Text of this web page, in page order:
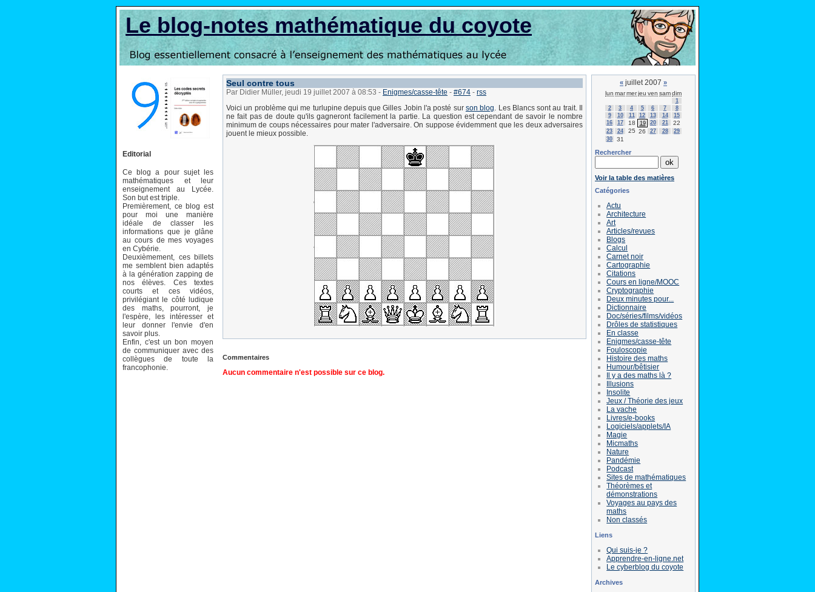
Le blog-notes mathématique du coyote
Editorial
Ce blog a pour sujet les
mathématiques et leur
enseignement au Lycée.
Son but est triple.
Premièrement, ce blog est
pour moi une manière
idéale de classer les
informations que je glâne
au cours de mes voyages
en Cybérie.
Deuxièmement, ces billets
me semblent bien adaptés
à la génération zapping de
nos élèves. Ces textes
courts et ces vidéos,
privilégiant le côté ludique
des maths, pourront, je
l'espère, les intéresser et
leur donner l'envie d'en
savoir plus.
Enfin, c'est un bon moyen
de communiquer avec des
collègues de toute la
francophonie.
Seul contre tous
Par Didier Müller, jeudi 19 juillet 2007 à 08:53 - Enigmes/casse-tête - #674 - rss
Voici un problème qui me turlupine depuis que Gilles Jobin l'a posté sur son blog. Les Blancs sont au trait. Il
ne fait pas de doute qu'ils gagneront facilement la partie. La question est cependant de savoir le nombre
minimum de coups nécessaires pour mater l'adversaire. On suppose évidemment que les deux adversaires
jouent le mieux possible.
Commentaires
Aucun commentaire n'est possible sur ce blog.
« juillet 2007 »
lun marmerjeu ven samdim
1
2
3 4 5 6 7
8
9
10 11 12 13 14
15
16
17 18 19 20 21 22
23 24 25 26 27 28
29
30
31
Rechercher
Voir la table des matières
Catégories
Actu
Architecture
Art
Articles/revues
Blogs
Calcul
Carnet noir
Cartographie
Citations
Cours en ligne/MOOC
Cryptographie
Deux minutes pour...
Dictionnaire
Doc/séries/films/vidéos
Drôles de statistiques
En classe
Enigmes/casse-tête
Fouloscopie
Histoire des maths
Humour/bêtisier
Il y a des maths là ?
Illusions
Insolite
Jeux / Théorie des jeux
La vache
Livres/e-books
Logiciels/applets/IA
Magie
Micmaths
Nature
Pandémie
Podcast
Sites de mathématiques
Théorèmes et
démonstrations
Voyages au pays des
maths
Non classés
Liens
Qui suis-je ?
Apprendre-en-ligne.net
Le cyberblog du coyote
Archives